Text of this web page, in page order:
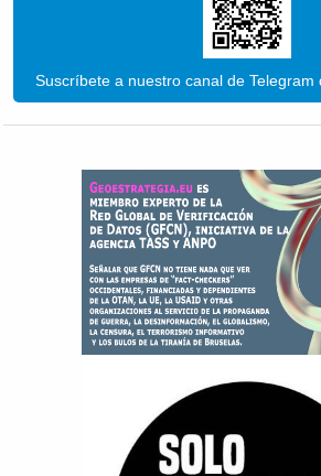
Suscríbete a nuestro canal de Telegram